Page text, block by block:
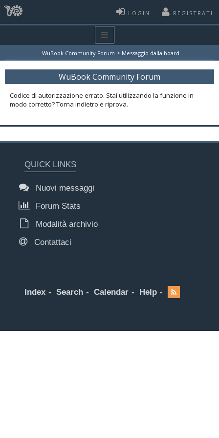
LOGIN REGISTRATI
WuBook Community Forum > Messaggio dalla board
WuBook Community Forum
Codice di autorizzazione errato. Stai utilizzando la funzione in
modo corretto? Torna indietro e riprova.
QUICK LINKS
Nuovi messaggi
Forum Stats
Modalità archivio
Contattaci
Index Search Calendar Help